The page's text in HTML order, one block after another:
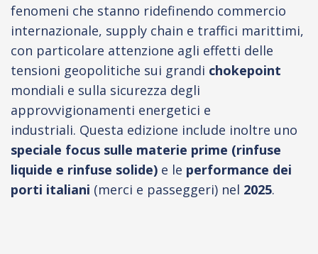
fenomeni che stanno ridefinendo commercio
internazionale, supply chain e traffici marittimi,
con particolare attenzione agli effetti delle
tensioni geopolitiche sui grandi chokepoint
mondiali e sulla sicurezza degli
approvvigionamenti energetici e
industriali. Questa edizione include inoltre uno
speciale focus sulle materie prime (rinfuse
liquide e rinfuse solide) e le performance dei
porti italiani (merci e passeggeri) nel 2025.